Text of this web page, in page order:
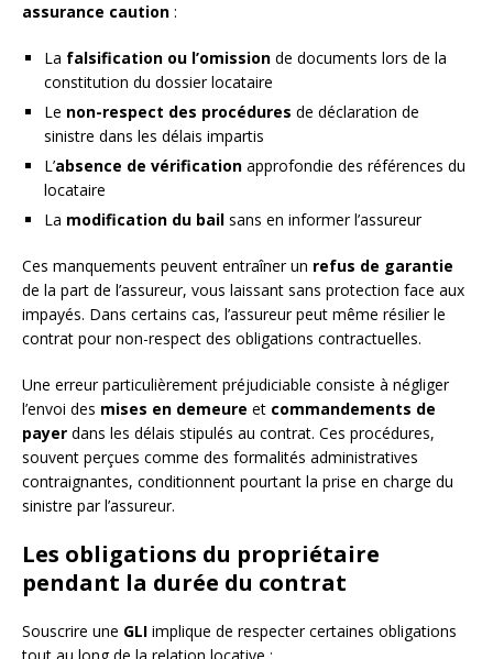
assurance caution :
La falsification ou l’omission de documents lors de la
constitution du dossier locataire
Le non-respect des procédures de déclaration de
sinistre dans les délais impartis
L’absence de vérification approfondie des références du
locataire
La modification du bail sans en informer l’assureur
Ces manquements peuvent entraîner un refus de garantie
de la part de l’assureur, vous laissant sans protection face aux
impayés. Dans certains cas, l’assureur peut même résilier le
contrat pour non-respect des obligations contractuelles.
Une erreur particulièrement préjudiciable consiste à négliger
l’envoi des mises en demeure et commandements de
payer dans les délais stipulés au contrat. Ces procédures,
souvent perçues comme des formalités administratives
contraignantes, conditionnent pourtant la prise en charge du
sinistre par l’assureur.
Les obligations du propriétaire
pendant la durée du contrat
Souscrire une GLI implique de respecter certaines obligations